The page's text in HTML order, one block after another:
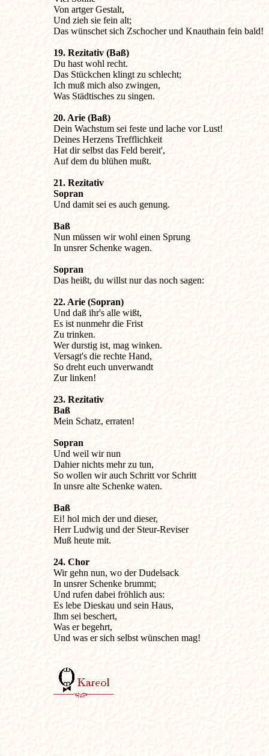
Von artger Gestalt,
Und zieh sie fein alt;
Das wünschet sich Zschocher und Knauthain fein bald!
19. Rezitativ (Baß)
Du hast wohl recht.
Das Stückchen klingt zu schlecht;
Ich muß mich also zwingen,
Was Städtisches zu singen.
20. Arie (Baß)
Dein Wachstum sei feste und lache vor Lust!
Deines Herzens Trefflichkeit
Hat dir selbst das Feld bereit',
Auf dem du blühen mußt.
21. Rezitativ
Sopran
Und damit sei es auch genung.
Nun müssen wir wohl einen Sprung
In unsrer Schenke wagen.
Das heißt, du willst nur das noch sagen:
22. Arie (Sopran)
Und daß ihr's alle wißt,
Es ist nunmehr die Frist
Zu trinken.
Wer durstig ist, mag winken.
Versagt's die rechte Hand,
So dreht euch unverwandt
Zur linken!
23. Rezitativ
Mein Schatz, erraten!
Und weil wir nun
Dahier nichts mehr zu tun,
So wollen wir auch Schritt vor Schritt
In unsre alte Schenke waten.
Ei! hol mich der und dieser,
Herr Ludwig und der Steur-Reviser
Muß heute mit.
24. Chor
Wir gehn nun, wo der Dudelsack
In unsrer Schenke brummt;
Und rufen dabei fröhlich aus:
Es lebe Dieskau und sein Haus,
Ihm sei beschert,
Was er begehrt,
Und was er sich selbst wünschen mag!